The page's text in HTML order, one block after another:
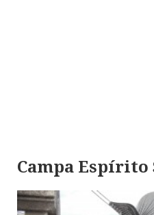
Campa Espírito